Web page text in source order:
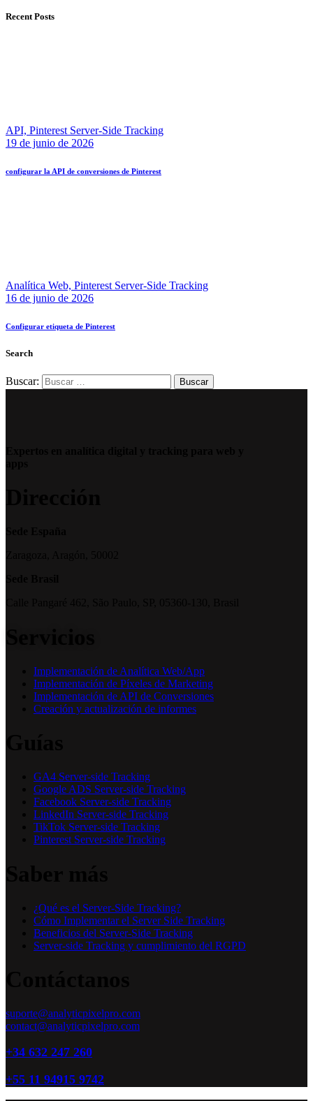
Recent Posts
API, Pinterest Server-Side Tracking
19 de junio de 2026
configurar la API de conversiones de Pinterest
Analítica Web, Pinterest Server-Side Tracking
16 de junio de 2026
Configurar etiqueta de Pinterest
Search
Buscar:
Implementación de Analítica Web/App
Implementación de Píxeles de Marketing
Implementación de API de Conversiones
Creación y actualización de informes
GA4 Server-side Tracking
Google ADS Server-side Tracking
Facebook Server-side Tracking
LinkedIn Server-side Tracking
TikTok Server-side Tracking
Pinterest Server-side Tracking
¿Qué es el Server-Side Tracking?
Cómo Implementar el Server Side Tracking
Beneficios del Server-Side Tracking
Server-side Tracking y cumplimiento del RGPD
suporte@analyticpixelpro.com
contact@analyticpixelpro.com
+34 632 247 260
+55 11 94915 9742